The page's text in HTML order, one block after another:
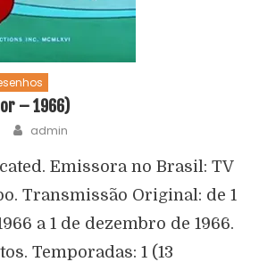
– 1966)
admin
Emissora no Brasil: TV
Transmissão Original: de 1
a 1 de dezembro de 1966.
Temporadas: 1 (13